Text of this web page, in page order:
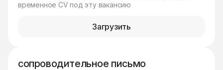
временное CV под эту вакансию
Загрузить
сопроводительное письмо